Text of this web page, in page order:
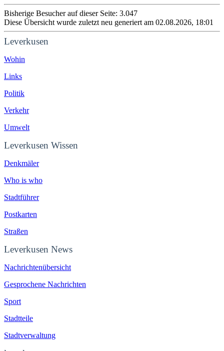
Bisherige Besucher auf dieser Seite: 3.047
Diese Übersicht wurde zuletzt neu generiert am 02.08.2026, 18:01
Leverkusen
Wohin
Links
Politik
Verkehr
Umwelt
Leverkusen Wissen
Denkmäler
Who is who
Stadtführer
Postkarten
Straßen
Leverkusen News
Nachrichtenübersicht
Gesprochene Nachrichten
Sport
Stadtteile
Stadtverwaltung